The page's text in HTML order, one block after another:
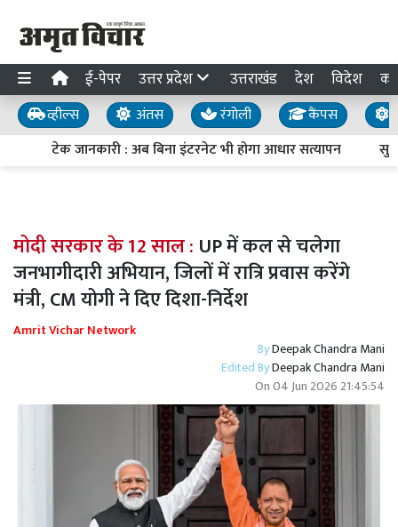
ई-पेपर उत्तर प्रदेश उत्तराखंड देश विदेश
व्हील्स अंतस रंगोली कैंपस
टेक जानकारी : अब बिना इंटरनेट भी होगा आधार सत्यापन
मोदी सरकार के 12 साल : UP में कल से चलेगा
जनभागीदारी अभियान, जिलों में रात्रि प्रवास करेंगे
मंत्री, CM योगी ने दिए दिशा-निर्देश
Amrit Vichar Network
ByDeepak Chandra Mani
Edited ByDeepak Chandra Mani
On04 Jun 2026 21:45:54